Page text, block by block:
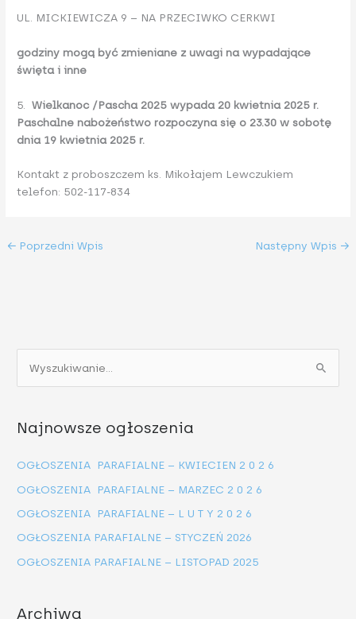
UL. MICKIEWICZA 9 – NA PRZECIWKO CERKWI
godziny mogą być zmieniane z uwagi na wypadające
święta i inne
5.
Wielkanoc /Pascha 2025 wypada 20 kwietnia 2025 r.
Paschalne nabożeństwo rozpoczyna się o 23.30 w sobotę
dnia 19 kwietnia 2025 r.
Kontakt z proboszczem ks. Mikołajem Lewczukiem
telefon: 502-117-834
← Poprzedni Wpis Następny Wpis →
k
l
a
:
Najnowsze ogłoszenia
OGŁOSZENIA PARAFIALNE – KWIECIEN 2 0 2 6
OGŁOSZENIA PARAFIALNE – MARZEC 2 0 2 6
OGŁOSZENIA PARAFIALNE – L U T Y 2 0 2 6
OGŁOSZENIA PARAFIALNE – STYCZEŃ 2026
OGŁOSZENIA PARAFIALNE – LISTOPAD 2025
Archiwa